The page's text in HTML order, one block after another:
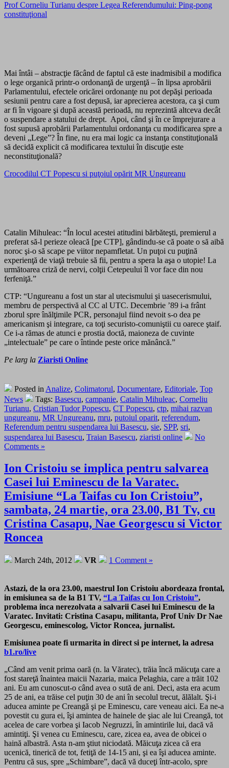
Prof Corneliu Turianu despre Legea Referendumului: Ping-pong
constituţional
Mai întâi – abstracţie făcând de faptul că este inadmisibil a modifica
o lege organică printr-o ordonanţă de urgenţă – în lipsa aprobării
Parlamentului, efectele oricărei ordonanţe nu pot depăşi perioada
sesiunii pentru care a fost depusă, iar aprecierea acestora, ca şi cum
ar fi în vigoare şi după această perioadă, nu reprezintă altceva decât
o suspendare a statului de drept. Apoi, când şi în ce împrejurare a
fost supusă aprobării Parlamentului ordonanţa cu modificarea spre a
deveni „Lege”? În fine, nu era mai logic ca instanţa constituţională
să decidă explicit că modificarea textului în discuţie este
neconstituţională?
Crocodilul CT Popescu si puţoiul opărit MR Ungureanu
Catalin Mihuleac: “În locul acestei atitudini bărbăteşti, premierul a
preferat să-l perieze oleacă [pe CTP], gândindu-se că poate o să aibă
noroc şi-o să scape pe viitor nepamfletat. Un puţoi cu puţină
experienţă de viaţă trebuie să fii, pentru a spera la aşa o utopie! La
următoarea criză de nervi, colţii Cetepeului îl vor face din nou
ferfeniţă.”
CTP: “Ungureanu a fost un star al utecismului şi uasecerismului,
membru de perspectivă al CC al UTC. Decembrie ’89 i-a frânt
zborul spre înălţimile PCR, personajul fiind nevoit s-o dea pe
americanism şi integrare, ca toţi securisto-comuniştii cu oarece ştaif.
Ce i-a rămas de atunci e prostia doctă, maioneza de cuvinte
„intelectuale” pe care o întinde peste orice mănâncă.”
Pe larg la Ziaristi Online
Posted in Analize, Colimatorul, Documentare, Editoriale, Top
News
Tags: Basescu, campanie, Catalin Mihuleac, Corneliu
Turianu, Cristian Tudor Popescu, CT Popescu, ctp, mihai razvan
ungureanu, MR Ungureanu, mru, putoiul oparit, referendum,
Referendum pentru suspendarea lui Basescu, sie, SPP, sri,
suspendarea lui Basescu, Traian Basescu, ziaristi online
No
Comments »
Ion Cristoiu se implica pentru salvarea
Casei lui Eminescu de la Varatec.
Emisiune “La Taifas cu Ion Cristoiu”,
sambata, 24 martie, ora 23.00, B1 Tv, cu
Cristina Casapu, Nae Georgescu si Victor
Roncea
March 24th, 2012 VR 1 Comment »
Astazi, de la ora 23.00, maestrul Ion Cristoiu abordeaza frontal,
in emisiunea sa de la B1 TV, “La Taifas cu Ion Cristoiu”,
problema inca nerezolvata a salvarii Casei lui Eminescu de la
Varatec. Invitati: Cristina Casapu, militanta, Prof Univ Dr Nae
Georgescu, eminescolog, Victor Roncea, jurnalist.
Emisiunea poate fi urmarita in direct si pe internet, la adresa
b1.ro/live
„Când am venit prima oară (n. la Văratec), trăia încă măicuţa care a
fost stareţă înaintea maicii Nazaria, maica Pelaghia, care a trăit 102
ani. Eu am cunoscut-o când avea o sută de ani. Deci, asta era acum
25 de ani, ea trăise cel puţin 30 de ani în secolul trecut, ălălalt. Şi-i
aducea aminte pe Creangă şi pe Eminescu, care veneau aici. Ea ne-a
povestit cu gura ei, îşi amintea de hainele de şiac ale lui Creangă, tot
acelea de care vorbea şi Iacob Negruzzi, în amintirile lui, dacă vă
amintiţi. Şi venea cu Eminescu, care, zicea ea, avea de obicei o
haină albastră. Asta n-am ştiut niciodată. Măicuţa zicea că era
ucenică, tinerică de tot, fetiţă de 14-15 ani, şi ea îşi aducea aminte.
Pentru că sus, spre „Schimbare”, dacă vă duceţi într-acolo, spre